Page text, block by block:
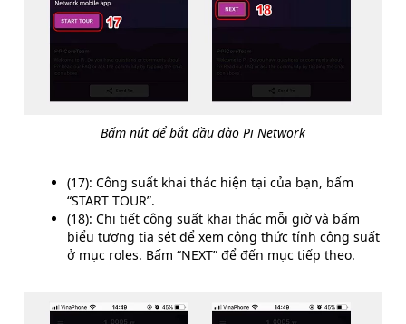
Bấm nút để bắt đầu đào Pi Network
(17): Công suất khai thác hiện tại của bạn, bấm
“START TOUR”.
(18): Chi tiết công suất khai thác mỗi giờ và bấm
biểu tượng tia sét để xem công thức tính công suất
ở mục roles. Bấm “NEXT” để đến mục tiếp theo.